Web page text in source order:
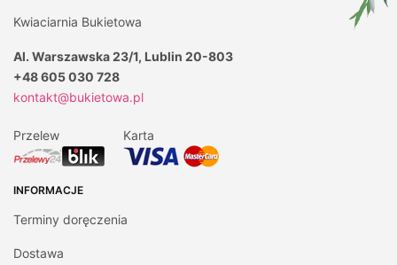
Kwiaciarnia Bukietowa
Al. Warszawska 23/1, Lublin 20-803
+48 605 030 728
kontakt@bukietowa.pl
Przelew Karta
INFORMACJE
Terminy doręczenia
Dostawa